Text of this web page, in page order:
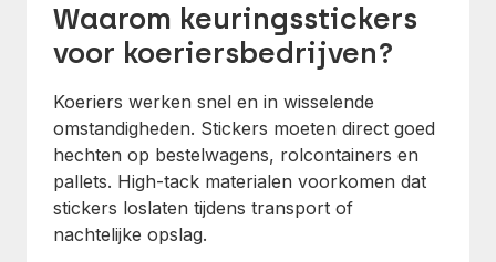
Waarom keuringsstickers
voor koeriersbedrijven?
Koeriers werken snel en in wisselende
omstandigheden. Stickers moeten direct goed
hechten op bestelwagens, rolcontainers en
pallets. High-tack materialen voorkomen dat
stickers loslaten tijdens transport of
nachtelijke opslag.